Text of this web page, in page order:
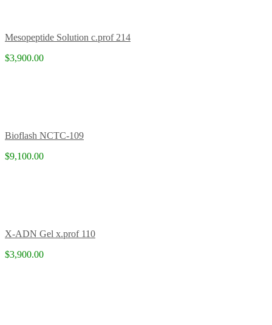
Mesopeptide Solution c.prof 214
$3,900.00
Bioflash NCTC-109
$9,100.00
X-ADN Gel x.prof 110
$3,900.00